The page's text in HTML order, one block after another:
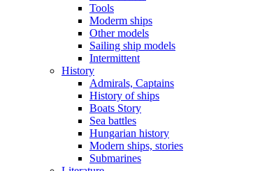
Tools
Moderm ships
Other models
Sailing ship models
Intermittent
History
Admirals, Captains
History of ships
Boats Story
Sea battles
Hungarian history
Modern ships, stories
Submarines